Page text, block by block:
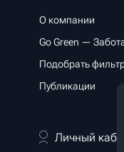
О компании
Go Green —
Подобрать
Публикации
Личный